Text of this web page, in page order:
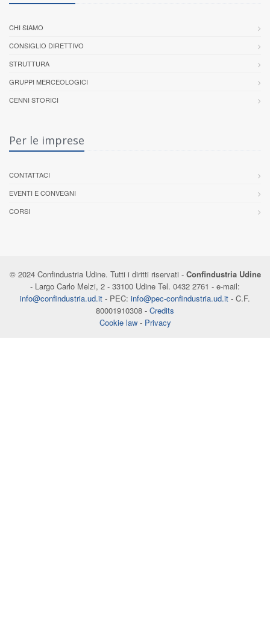
CHI SIAMO
CONSIGLIO DIRETTIVO
STRUTTURA
GRUPPI MERCEOLOGICI
CENNI STORICI
Per le imprese
CONTATTACI
EVENTI E CONVEGNI
CORSI
© 2024 Confindustria Udine. Tutti i diritti riservati - Confindustria Udine
- Largo Carlo Melzi, 2 - 33100 Udine Tel. 0432 2761 - e-mail:
info@confindustria.ud.it - PEC: info@pec-confindustria.ud.it - C.F.
80001910308 - Credits
Cookie law- Privacy